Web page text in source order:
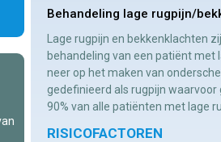
Behandeling lage rugpijn/
Lage rugpijn en bekkenklachten
behandeling van een patiënt met
neer op het maken van
gedefinieerd als rugpijn
90% van alle patiënten met lage
RISICOFACTOREN